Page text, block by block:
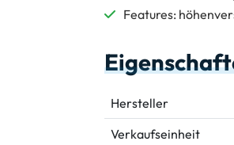
Features:
Hersteller
Verkaufseinheit